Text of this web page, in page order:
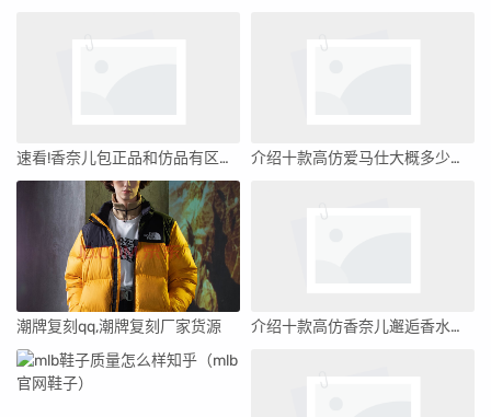
速看!香奈儿包正品和仿品有区别吗'香奈儿包包高仿跟正品 介绍十款高仿爱马仕大概多少钱一个(爱马仕大概多少钱一个包)
潮牌复刻qq,潮牌复刻厂家货源 介绍十款高仿香奈儿邂逅香水和正品(香奈儿邂逅香水正品包装是什么样的)